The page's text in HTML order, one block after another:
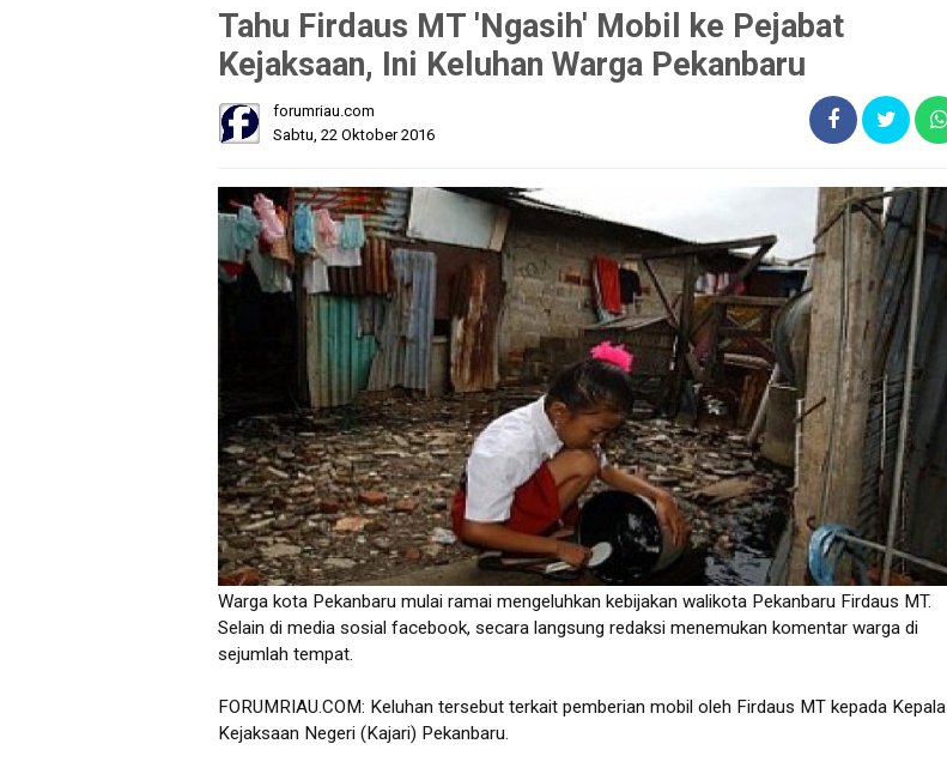
Tahu Firdaus MT 'Ngasih' Mobil ke Pejabat
Kejaksaan, Ini Keluhan Warga Pekanbaru
forumriau.com
Sabtu, 22 Oktober 2016
Warga kota Pekanbaru mulai ramai mengeluhkan kebijakan walikota Pekanbaru Firdaus MT.
Selain di media sosial facebook, secara langsung redaksi menemukan komentar warga di
sejumlah tempat.
FORUMRIAU.COM: Keluhan tersebut terkait pemberian mobil oleh Firdaus MT kepada Kepala
Kejaksaan Negeri (Kajari) Pekanbaru.